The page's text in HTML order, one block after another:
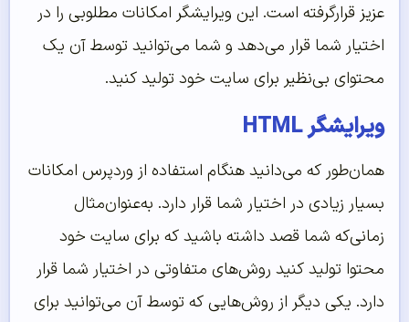
عزیز قرارگرفته است. این ویرایشگر امکانات مطلوبی را در
اختیار شما قرار می‌دهد و شما می‌توانید توسط آن یک
محتوای بی‌نظیر برای سایت خود تولید کنید.
ویرایشگر HTML
همان‌طور که می‌دانید هنگام استفاده از وردپرس امکانات
بسیار زیادی در اختیار شما قرار دارد. به‌عنوان‌مثال
زمانی‌که شما قصد داشته باشید که برای سایت خود
محتوا تولید کنید روش‌های متفاوتی در اختیار شما قرار
دارد. یکی دیگر از روش‌هایی که توسط آن می‌توانید برای